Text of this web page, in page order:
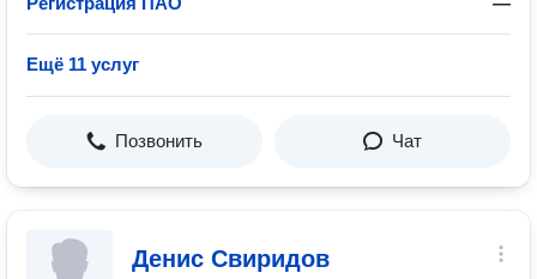
Ещё 11 услуг
Позвонить Чат
Денис Свиридов